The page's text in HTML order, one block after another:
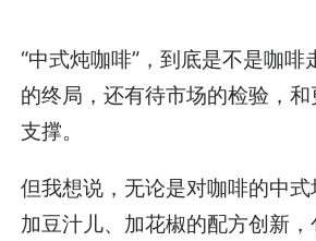
“中式炖咖啡”，到底是不是咖啡
的终局，还有待市场的检验，
支撑。
但我想说，无论是对咖啡的中
加豆汁儿、加花椒的配方创新